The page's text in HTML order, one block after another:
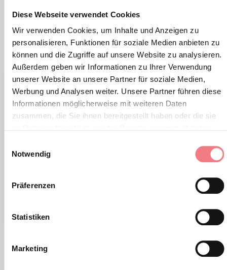
Diese Webseite verwendet Cookies
Wir verwenden Cookies, um Inhalte und Anzeigen zu
personalisieren, Funktionen für soziale Medien anbieten zu
können und die Zugriffe auf unsere Website zu analysieren.
Außerdem geben wir Informationen zu Ihrer Verwendung
unserer Website an unsere Partner für soziale Medien,
Werbung und Analysen weiter. Unsere Partner führen diese
Informationen möglicherweise mit weiteren Daten
zusammen, die Sie ihnen bereitgestellt haben oder die sie
Notwendig
Präferenzen
Statistiken
Marketing
ALTRI EVENTI